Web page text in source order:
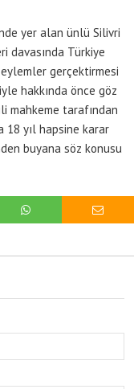
yer alan ünlü Silivri
davasında Türkiye
gerçektirmesi
hakkında önce göz
mahkeme tarafından
18 yıl hapsine karar
buyana söz konusu